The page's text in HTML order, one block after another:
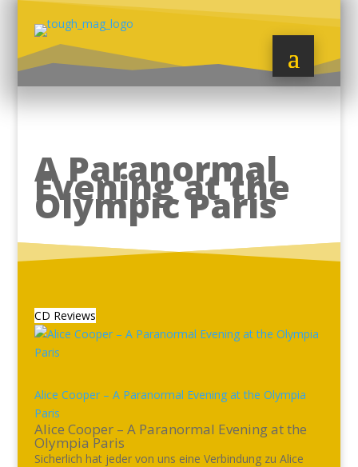
A Paranormal
Evening at the
Olympic Paris
CD Reviews
Alice Cooper – A Paranormal Evening at the Olympia
Paris
Alice Cooper – A Paranormal Evening at the
Olympia Paris
Sicherlich hat jeder von uns eine Verbindung zu Alice